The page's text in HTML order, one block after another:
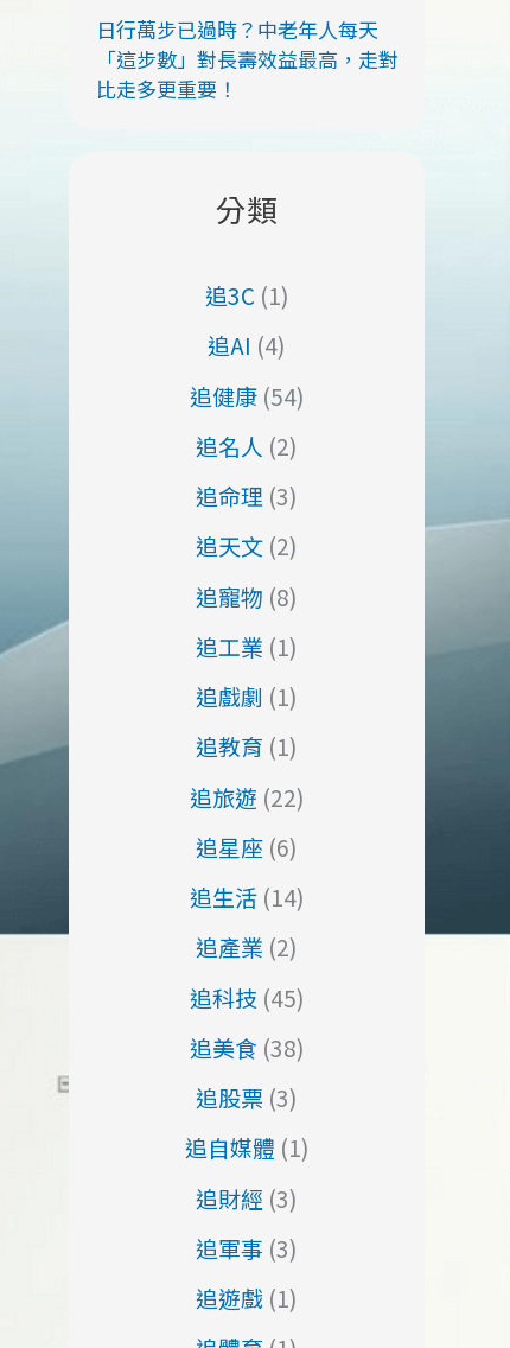
日行萬步已過時？中老年人每天
「這步數」對長壽效益最高，走對
比走多更重要！
分類
追3C (1)
追AI (4)
追健康(54)
追名人 (2)
追命理 (3)
追天文 (2)
追寵物 (8)
追工業 (1)
追戲劇 (1)
追教育 (1)
追旅遊 (22)
追星座 (6)
追生活(14)
追產業 (2)
追科技 (45)
追美食 (38)
追股票 (3)
追自媒體 (1)
追財經 (3)
追軍事 (3)
追遊戲 (1)